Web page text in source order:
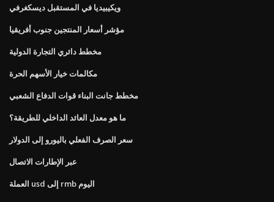
ويكيبيديا في المستقبل ديسكغرفي
مؤشر أسعار المنتجين جنوب أفريقيا
مخطط دائري التجارة الدولية
مكالمات خيار الأسهم الحرة
مخطط جانت البناء قوات الدفاع الشعبي
ما هو معدل العائد الداخلي للطريقة؟
سعر الصرف الفعلي باليورو إلى الدولار
عبر الإطارات الاتصال
العملة usd إلى rmb اليوم